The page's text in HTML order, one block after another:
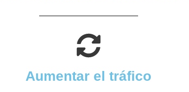
Aumentar el tráfico